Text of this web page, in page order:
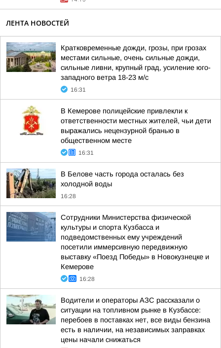
ЛЕНТА НОВОСТЕЙ
Кратковременные дожди, грозы, при грозах
местами сильные, очень сильные дожди,
сильные ливни, крупный град, усиление юго-
западного ветра 18-23 м/с
16:31
В Кемерове полицейские привлекли к
ответственности местных жителей, чьи дети
выражались нецензурной бранью в
общественном месте
16:31
В Белове часть города осталась без
холодной воды
16:28
Сотрудники Министерства физической
культуры и спорта Кузбасса и
подведомственных ему учреждений
посетили иммерсивную передвижную
выставку «Поезд Победы» в Новокузнецке и
Кемерове
16:28
Водители и операторы АЗС рассказали о
ситуации на топливном рынке в Кузбассе:
перебоев в поставках нет, все виды бензина
есть в наличии, на независимых заправках
цены начали снижаться